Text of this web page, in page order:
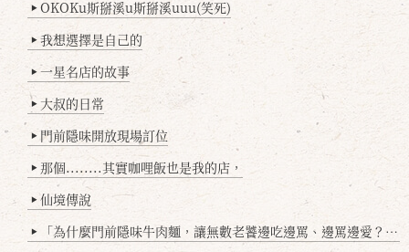
▶ OKOKu斯掰溪u斯掰溪uuu(笑死)
▶ 我想選擇是自己的
▶ 一星名店的故事
▶ 大叔的日常
▶ 門前隱味開放現場訂位
▶ 那個........其實咖哩飯也是我的店，
▶ 仙境傳說
▶ 「為什麼門前隱味牛肉麵，讓無數老饕邊吃邊罵、邊罵邊愛？小辣雞揭密！」